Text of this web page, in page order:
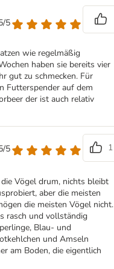
5
wie regelmäßig
haben sie bereits vier
gut zu schmecken. Für
Futterspender auf dem
der ist auch relativ
5
1
Vögel drum, nichts bleibt
aber die meisten
die meisten Vögel nicht.
rasch und vollständig
Blau- und
und Amseln
am Boden, die eigentlich